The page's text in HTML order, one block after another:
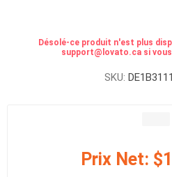
Désolé-ce produit n'est plus
support@lovato.ca si
SKU:
Prix Net: